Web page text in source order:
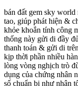
bán đất gem sky world
tao, giúp phát hiện &
khỏe khoắn tính công
thống này gửi di đầy
thanh toán & gửi di
kịp thời phần nhiều
lòng vòng nghịch trò
dụng của chứng nhân
số chuẩn bị như nhân